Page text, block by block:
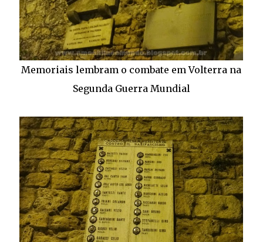
Memoriais lembram o combate em Volterra na
Segunda Guerra Mundial